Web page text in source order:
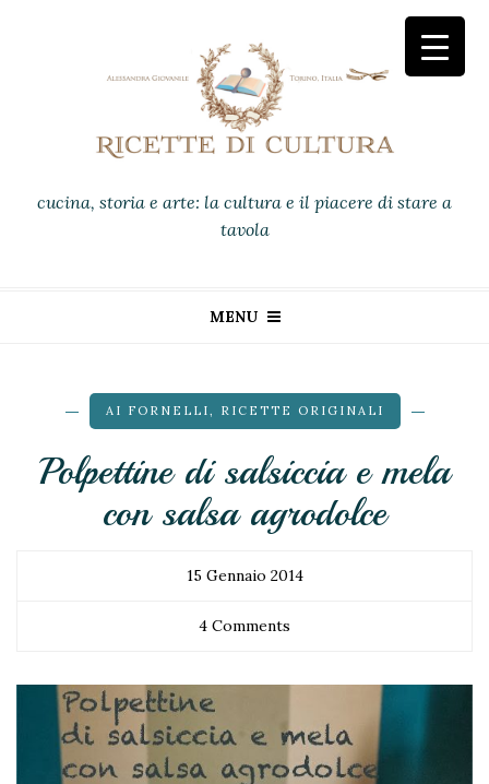
cucina, storia e arte: la cultura e il piacere di stare a
tavola
MENU
AI FORNELLI , RICETTE ORIGINALI
Polpettine di salsiccia e mela
con salsa agrodolce
15 Gennaio 2014
4 Comments